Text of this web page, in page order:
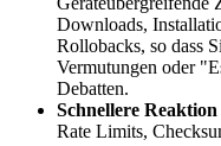
Downloads,
Rollobacks, so dass
Vermutungen oder
Debatten.
Schnellere
Rate Limits,